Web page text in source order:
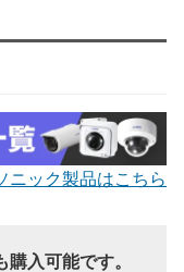
ニック製品はこちら
入可能です。